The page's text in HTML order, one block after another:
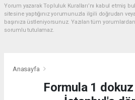
Yorum yazarak Topluluk Kuralları’nı kabul etmiş
sitesine yaptığınız yorumunuzla ilgili doğrudan
başınıza üstleniyorsunuz. Yazılan tüm
sorumlu tutulamaz.
Anasayfa
Formula 1